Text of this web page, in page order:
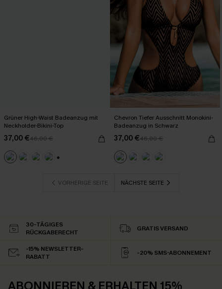
Grüner High-Waist Badeanzug mit
Neckholder-Bikini-Top
37,00 €46,00 €
Chevron Tiefer Ausschnitt Monokini-
Badeanzug in Schwarz
37,00 €46,00 €
VORHERIGE SEITE NÄCHSTE SEITE
30-TÄGIGES
RÜCKGABERECHT
GRATIS VERSAND
-15% NEWSLETTER-
RABATT
-20% SMS-ABONNEMENT